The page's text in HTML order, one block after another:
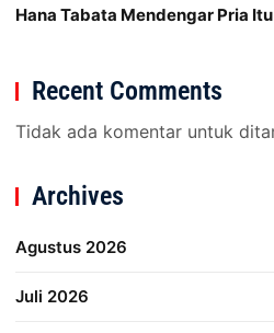
Hana Tabata Mendengar Pria
Recent Comments
Tidak ada komentar untuk
Archives
Agustus 2026
Juli 2026